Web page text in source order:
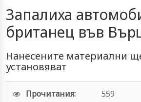
Запалиха
британец във
Нанесените материални
установяват
Прочитания:
559